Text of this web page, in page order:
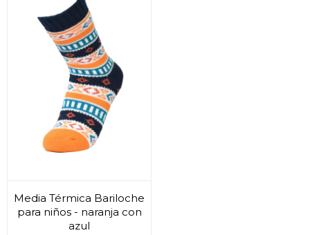
Media Térmica Bariloche
para niños - naranja con
azul